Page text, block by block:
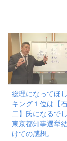
総理になってほ
キング１位は【
二】氏になるでし
東京都知事選挙
けての感想。